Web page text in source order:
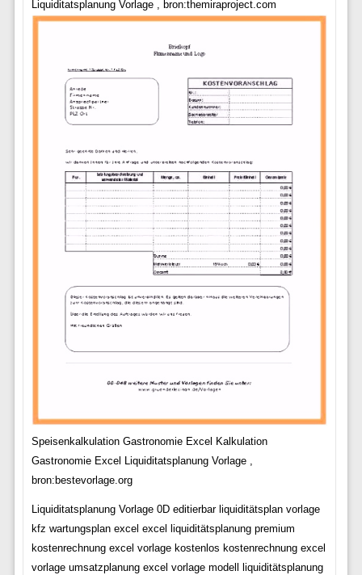
Liquiditatsplanung Vorlage , bron:themiraproject.com
Speisenkalkulation Gastronomie Excel Kalkulation
Gastronomie Excel Liquiditatsplanung Vorlage ,
bron:bestevorlage.org
Liquiditatsplanung Vorlage 0D editierbar liquiditätsplan vorlage
kfz wartungsplan excel excel liquiditätsplanung premium
kostenrechnung excel vorlage kostenlos kostenrechnung excel
vorlage umsatzplanung excel vorlage modell liquiditätsplanung